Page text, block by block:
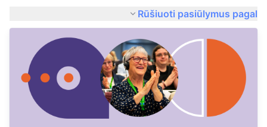
Rūšiuoti pasiūlymus pagal